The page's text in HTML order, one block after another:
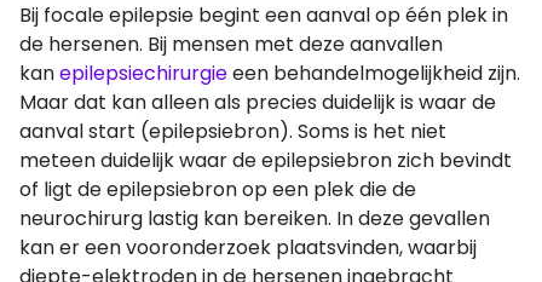
Bij focale epilepsie begint een aanval op één plek in
de hersenen. Bij mensen met deze aanvallen
kanepilepsiechirurgieeen behandelmogelijkheid zijn.
Maar dat kan alleen als precies duidelijk is waar de
aanval start (epilepsiebron). Soms is het niet
meteen duidelijk waar de epilepsiebron zich bevindt
of ligt de epilepsiebron op een plek die de
neurochirurg lastig kan bereiken. In deze gevallen
kan er een vooronderzoek plaatsvinden, waarbij